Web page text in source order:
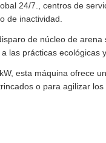
24/7., centros de
de inactividad.
de núcleo de
las prácticas
esta máquina ofrece
o para agilizar